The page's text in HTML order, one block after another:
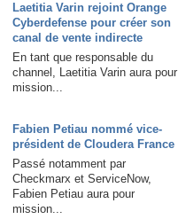
Laetitia Varin rejoint Orange
Cyberdefense pour créer son
canal de vente indirecte
En tant que responsable du
channel, Laetitia Varin aura pour
mission...
Fabien Petiau nommé vice-
président de Cloudera France
Passé notamment par
Checkmarx et ServiceNow,
Fabien Petiau aura pour
mission...